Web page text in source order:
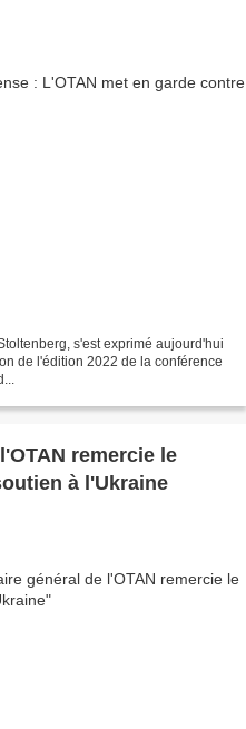
s'est exprimé aujourd'hui
de l'édition 2022 de la conférence
remercie le
à l'Ukraine